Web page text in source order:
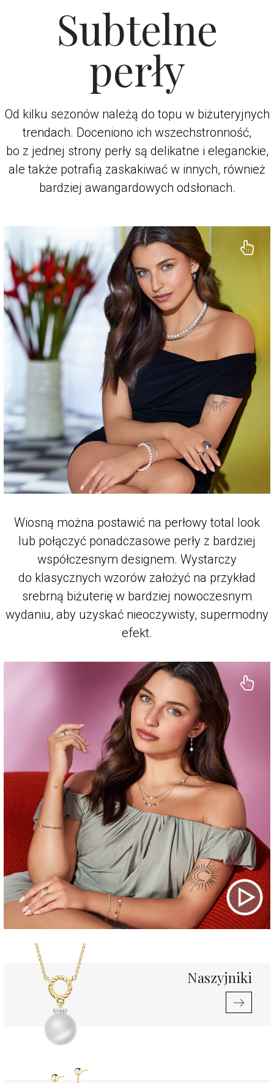
Subtelne
perły
Od kilku sezonów należą do topu w biżuteryjnych
trendach. Doceniono ich wszechstronność,
bo z jednej strony perły są delikatne i eleganckie,
ale także potrafią zaskakiwać w innych, również
bardziej awangardowych odsłonach.
Wiosną można postawić na perłowy total look
lub połączyć ponadczasowe perły z bardziej
współczesnym designem. Wystarczy
do klasycznych wzorów założyć na przykład
srebrną biżuterię w bardziej nowoczesnym
wydaniu, aby uzyskać nieoczywisty, supermodny
efekt.
Naszyjniki